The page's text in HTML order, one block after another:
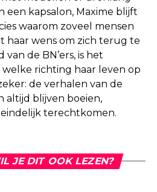
een kapsalon, Maxime blijft
waarom zoveel mensen
haar wens om zich terug te
de BN’ers, is het
richting haar leven op
de verhalen van de
altijd blijven boeien,
terechtkomen.
JE DIT OOK LEZEN?